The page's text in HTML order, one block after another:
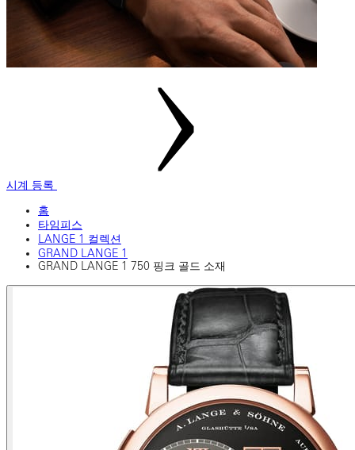
시계 등록
홈
타임피스
LANGE 1 컬렉션
GRAND LANGE 1
GRAND LANGE 1 750 핑크 골드 소재